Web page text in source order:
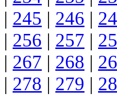
| 245 | 246 |
| 256 | 257 |
| 267 | 268 |
| 278 | 279 |